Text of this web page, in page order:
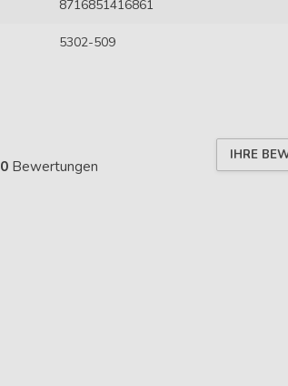
8716851416861
5302-509
0 Bewertungen
IHRE